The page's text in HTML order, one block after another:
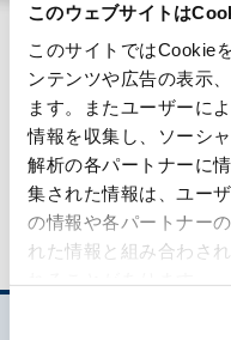
このウェブサイトは
このサイトではCookie
ンテンツや広告の表示
ます。またユーザーに
情報を収集し、ソーシ
解析の各パートナーに
集された情報は、ユー
の情報や各パートナー
れた情報と組み合わさ